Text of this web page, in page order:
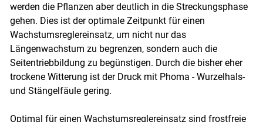
werden die Pflanzen aber deutlich in die Streckungsphase
gehen. Dies ist der optimale Zeitpunkt für einen
Wachstumsreglereinsatz, um nicht nur das
Längenwachstum zu begrenzen, sondern auch die
Seitentriebbildung zu begünstigen. Durch die bisher eher
trockene Witterung ist der Druck mit Phoma - Wurzelhals-
und Stängelfäule gering.
Optimal für einen Wachstumsreglereinsatz sind frostfreie